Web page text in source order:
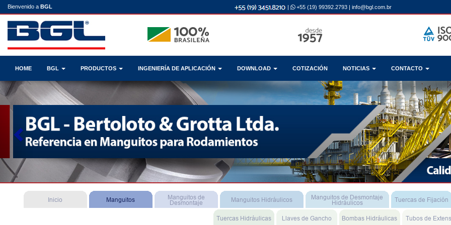
Bienvenido a BGL | +55 (19) 99392.2793 | info@bgl.com.br
HOME BGL PRODUCTOS INGENIERÍA DE APLICACIÓN DOWNLOAD COTIZACIÓN NOTICIAS CONTACTO
Previous